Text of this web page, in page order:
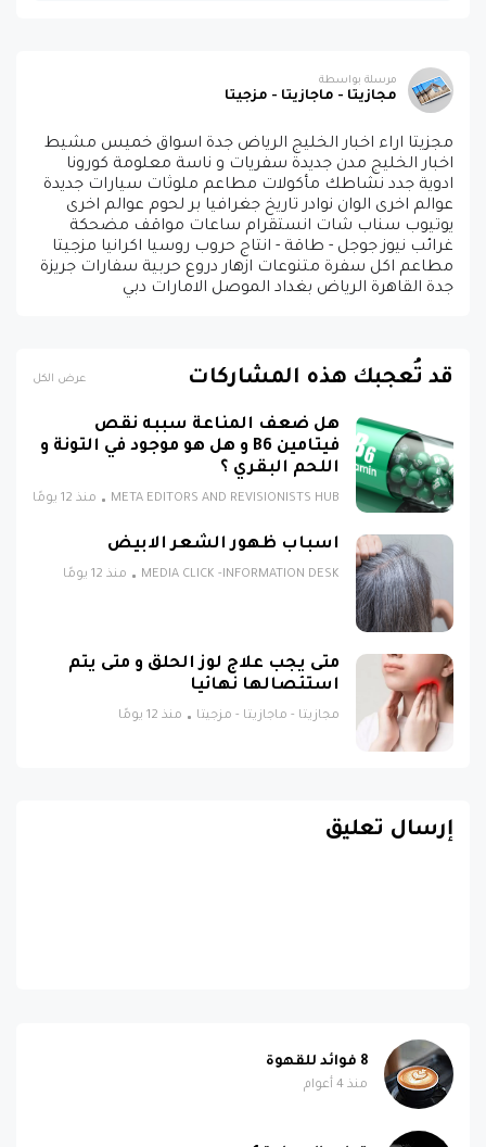
مرسلة بواسطة
مجازيتا - ماجازيتا - مزجيتا
مجزيتا اراء اخبار الخليج الرياض جدة اسواق خميس مشيط
اخبار الخليج مدن جديدة سفريات و ناسة معلومة كورونا
ادوية جدد نشاطك مأكولات مطاعم ملوثات سيارات جديدة
عوالم اخرى الوان نوادر تاريخ جغرافيا بر لحوم عوالم اخرى
يوتيوب سناب شات انستقرام ساعات مواقف مضحكة
غرائب نيوز جوجل - طاقة - انتاج حروب روسيا اكرانيا مزجيتا
مطاعم اكل سفرة متنوعات ازهار دروع حربية سفارات جريزة
جدة القاهرة الرياض بغداد الموصل الامارات دبي
قد تُعجبك هذه المشاركات عرض الكل
هل ضعف المناعة سببه نقص
فيتامين B6 و هل هو موجود في التونة و
اللحم البقري ؟
META EDITORS AND REVISIONISTS HUB منذ 12 يومًا
اسباب ظهور الشعر الابيض
MEDIA CLICK -INFORMATION DESK منذ 12 يومًا
متى يجب علاج لوز الحلق و متى يتم
استئصالها نهائيا
مجازيتا - ماجازيتا - مزجيتا منذ 12 يومًا
إرسال تعليق
8 فوائد للقهوة
منذ 4 أعوام